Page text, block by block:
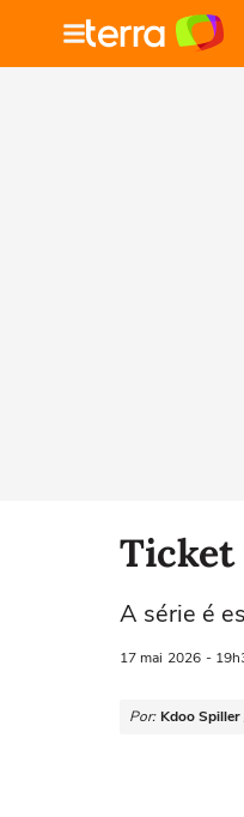
Ticket
A série é
17 mai 2026 -
Por: Kdoo Spiller